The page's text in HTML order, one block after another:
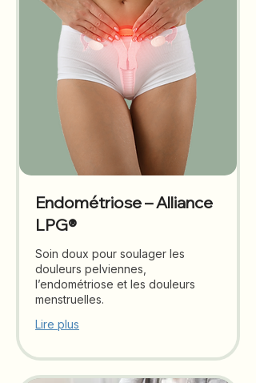
Endométriose – Alliance
LPG®
Soin doux pour soulager les
douleurs pelviennes,
l’endométriose et les douleurs
menstruelles.
Lire plus